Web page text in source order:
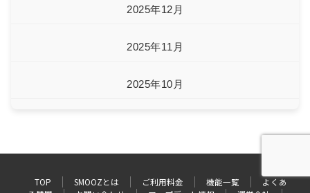
2025年12月
2025年11月
2025年10月
TOP SMOOZとは ご利用料金 機能一覧
よくあ